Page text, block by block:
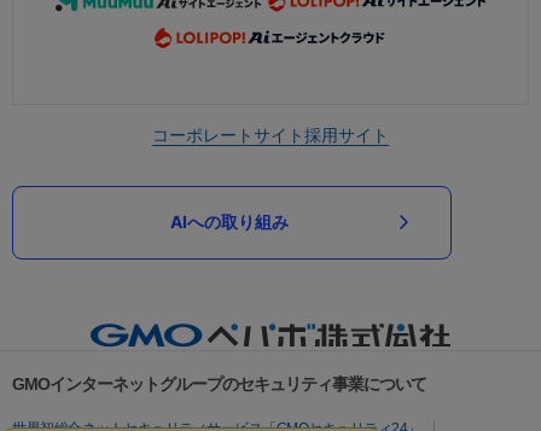
コーポレートサイト採用サイト
AIへの取り組み
GMOインターネットグループのセキュリティ事業について